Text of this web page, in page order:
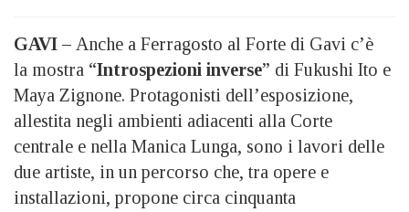
GAVI – Anche a Ferragosto al Forte di Gavi c’è
la mostra “Introspezioni inverse” di Fukushi Ito e
Maya Zignone. Protagonisti dell’esposizione,
allestita negli ambienti adiacenti alla Corte
centrale e nella Manica Lunga, sono i lavori delle
due artiste, in un percorso che, tra opere e
installazioni, propone circa cinquanta